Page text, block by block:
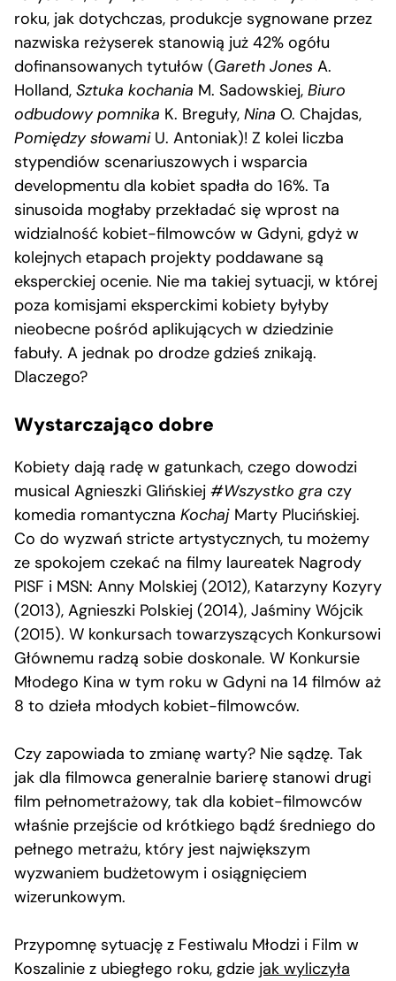
roku, jak dotychczas, produkcje sygnowane przez
nazwiska reżyserek stanowią już 42% ogółu
dofinansowanych tytułów (Gareth Jones A.
Holland, Sztuka kochania M. Sadowskiej, Biuro
odbudowy pomnika K. Breguły, Nina O. Chajdas,
Pomiędzy słowamiU. Antoniak)! Z kolei liczba
stypendiów scenariuszowych i wsparcia
developmentu dla kobiet spadła do 16%. Ta
sinusoida mogłaby przekładać się wprost na
widzialność kobiet-filmowców w Gdyni, gdyż w
kolejnych etapach projekty poddawane są
eksperckiej ocenie. Nie ma takiej sytuacji, w której
poza komisjami eksperckimi kobiety byłyby
nieobecne pośród aplikujących w dziedzinie
fabuły. A jednak po drodze gdzieś znikają.
Dlaczego?
Wystarczająco dobre
Kobiety dają radę w gatunkach, czego dowodzi
musical Agnieszki Glińskiej #Wszystko gra czy
komedia romantyczna Kochaj Marty Plucińskiej.
Co do wyzwań stricte artystycznych, tu możemy
ze spokojem czekać na filmy laureatek Nagrody
PISF i MSN: Anny Molskiej (2012), Katarzyny Kozyry
(2013), Agnieszki Polskiej (2014), Jaśminy Wójcik
(2015). W konkursach towarzyszących Konkursowi
Głównemu radzą sobie doskonale. W Konkursie
Młodego Kina w tym roku w Gdyni na 14 filmów aż
8 to dzieła młodych kobiet-filmowców.
Czy zapowiada to zmianę warty? Nie sądzę. Tak
jak dla filmowca generalnie barierę stanowi drugi
film pełnometrażowy, tak dla kobiet-filmowców
właśnie przejście od krótkiego bądź średniego do
pełnego metrażu, który jest największym
wyzwaniem budżetowym i osiągnięciem
wizerunkowym.
Przypomnę sytuację z Festiwalu Młodzi i Film w
Koszalinie z ubiegłego roku, gdzie jak wyliczyła